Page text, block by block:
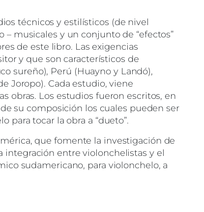
técnicos y estilísticos (de nivel
musicales y un conjunto de “efectos”
de este libro. Las exigencias
y que son característicos de
sureño), Perú (Huayno y Landó),
Joropo). Cada estudio, viene
obras. Los estudios fueron escritos, en
su composición los cuales pueden ser
para tocar la obra a “dueto”.
que fomente la investigación de
integración entre violonchelistas y el
sudamericano, para violonchelo, a